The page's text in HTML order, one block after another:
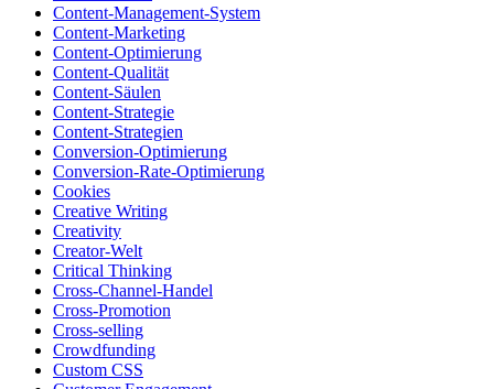
Content-Management-System
Content-Marketing
Content-Optimierung
Content-Qualität
Content-Säulen
Content-Strategie
Content-Strategien
Conversion-Optimierung
Conversion-Rate-Optimierung
Cookies
Creative Writing
Creativity
Creator-Welt
Critical Thinking
Cross-Channel-Handel
Cross-Promotion
Cross-selling
Crowdfunding
Custom CSS